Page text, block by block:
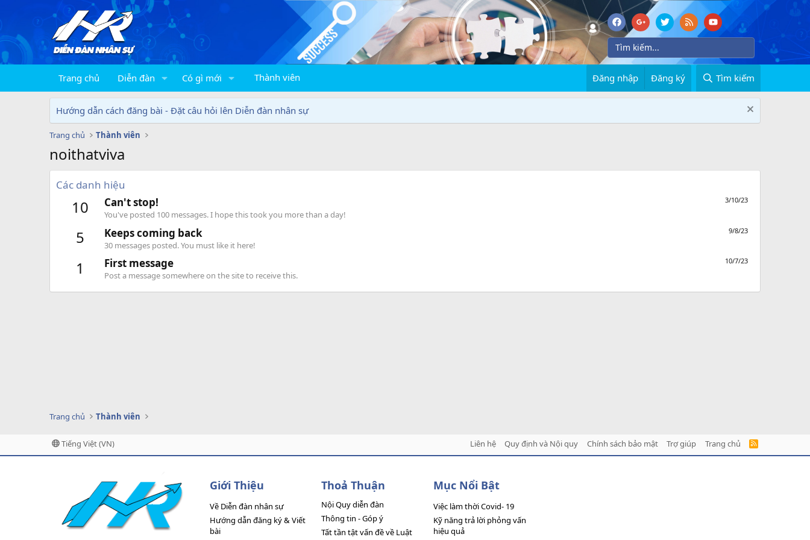
Trang chủ Diễn đàn Có gì mới Thành viên Đăng nhập Đăng ký Tìm kiếm
Hướng dẫn cách đăng bài - Đặt câu hỏi lên Diễn đàn nhân sự
Trang chủ Thành viên
noithatviva
Các danh hiệu
10 3/10/23
Can't stop!
You've posted 100 messages. I hope this took you more than a day!
5 9/8/23
Keeps coming back
30 messages posted. You must like it here!
1 10/7/23
First message
Post a message somewhere on the site to receive this.
Trang chủ Thành viên
Tiếng Việt (VN) Liên hệ Quy định và Nội quy Chính sách bảo mật Trợ giúp Trang chủ
R
S
Giới Thiệu
Về Diễn đàn nhân sự
Hướng dẫn đăng ký & Viết
bài
Thoả Thuận
Nội Quy diễn đàn
Thông tin - Góp ý
Tất tần tật vấn đề về Luật
Mục Nổi Bật
Việc làm thời Covid- 19
Kỹ năng trả lời phỏng vấn
hiệu quả